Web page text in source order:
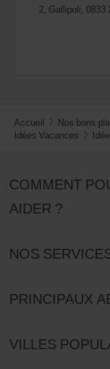
2, Gallipoli, 0833
Accueil
Nos bons
Idées Vacances
COMMENT
AIDER ?
NOS
PRINCIPAUX
VILLES